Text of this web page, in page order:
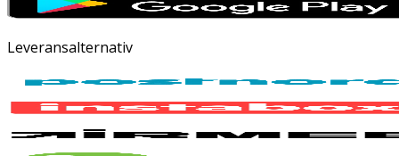
Leveransalternativ